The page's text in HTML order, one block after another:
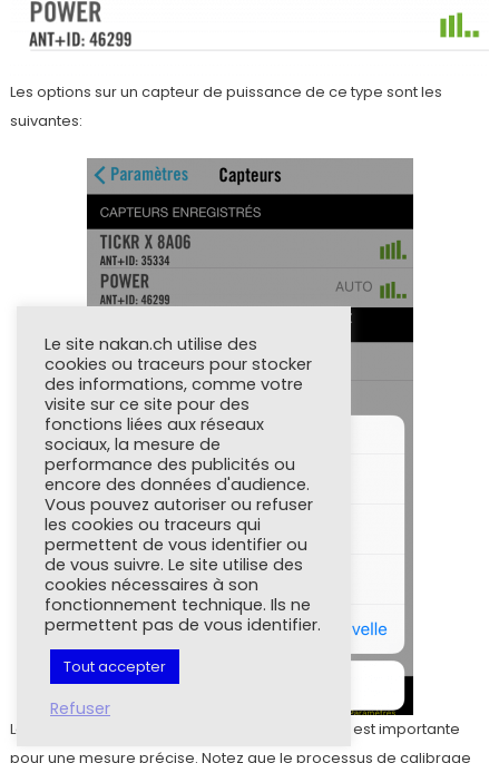
Les options sur un capteur de puissance de ce type sont les
suivantes:
La configuration de la longueur de la manivelle est importante
pour une mesure précise. Notez que le processus de calibrage
Le site nakan.ch utilise des
cookies ou traceurs pour stocker
des informations, comme votre
visite sur ce site pour des
fonctions liées aux réseaux
sociaux, la mesure de
performance des publicités ou
encore des données d'audience.
Vous pouvez autoriser ou refuser
les cookies ou traceurs qui
permettent de vous identifier ou
de vous suivre. Le site utilise des
cookies nécessaires à son
fonctionnement technique. Ils ne
permettent pas de vous identifier.
Tout accepter
Refuser